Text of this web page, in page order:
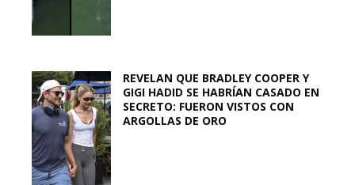
REVELAN QUE BRADLEY COOPER Y
GIGI HADID SE HABRÍAN CASADO EN
SECRETO: FUERON VISTOS CON
ARGOLLAS DE ORO